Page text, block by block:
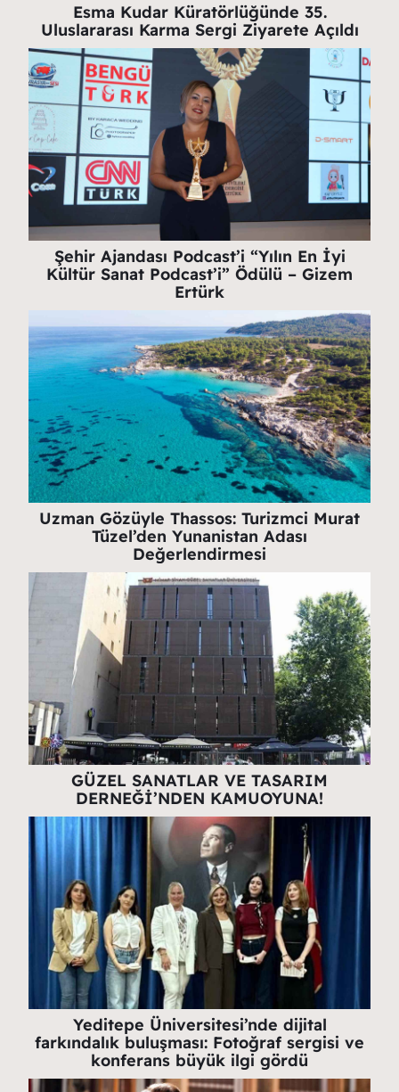
Esma Kudar Küratörlüğünde 35.
Uluslararası Karma Sergi Ziyarete Açıldı
Şehir Ajandası Podcast’i “Yılın En İyi
Kültür Sanat Podcast’i” Ödülü – Gizem
Ertürk
Uzman Gözüyle Thassos: Turizmci Murat
Tüzel’den Yunanistan Adası
Değerlendirmesi
GÜZEL SANATLAR VE TASARIM
DERNEĞİ’NDEN KAMUOYUNA!
Yeditepe Üniversitesi’nde dijital
farkındalık buluşması: Fotoğraf sergisi ve
konferans büyük ilgi gördü